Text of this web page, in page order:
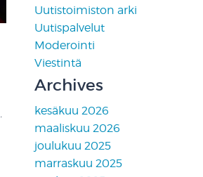
Uutistoimiston arki
Uutispalvelut
Moderointi
Viestintä
Archives
kesäkuu 2026
maaliskuu 2026
joulukuu 2025
marraskuu 2025